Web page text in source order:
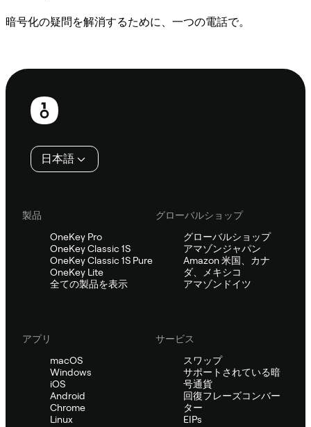
暗号化の疑問を解消するために、一つの電話で。
フ
日本語
製品
OneKey Pro
OneKey Classic 1S
OneKey Classic 1S Pure
OneKey Lite
全ての製品を表示
グローバルショップ
グローバルショップ
アマゾンジャパン
Amazon 米国、カナ
ダ、メキシコ
アマゾンドイツ
アプリ
macOS
Windows
iOS
Android
Chrome
Linux
サービス
スワップ
サポートされている暗
号通貨
回復フレーズコンバー
ター
EIPs